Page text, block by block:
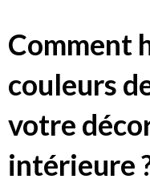
Aller
au
contenu
Comment
couleurs
votre
intérieure